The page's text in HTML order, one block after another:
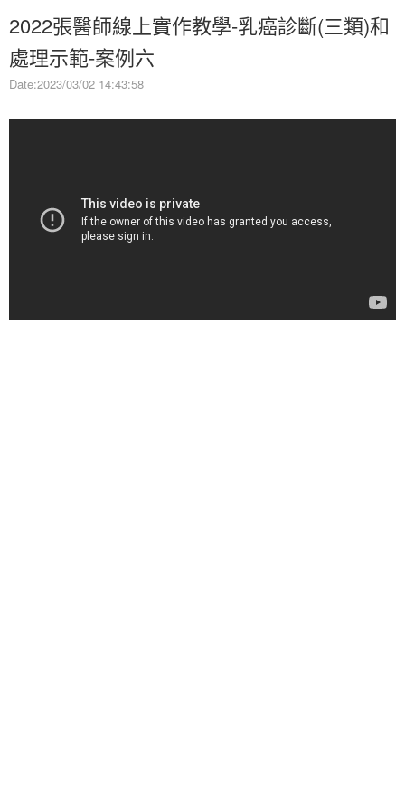
2022張醫師線上實作教學-乳癌診斷(三類)和
處理示範-案例六
Date:2023/03/02 14:43:58